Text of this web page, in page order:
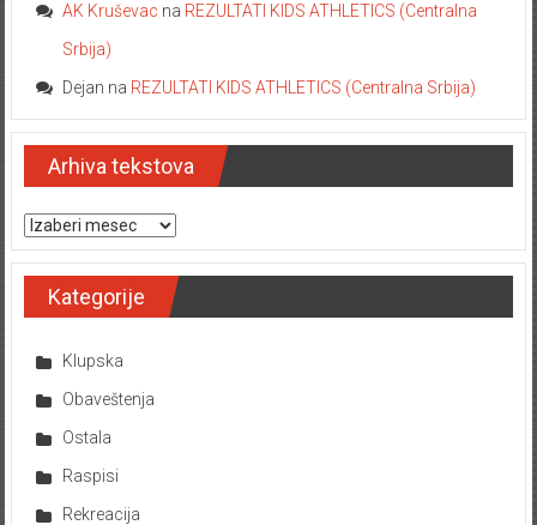
AK Kruševac na REZULTATI KIDS ATHLETICS (Centralna
Srbija)
Dejan na REZULTATI KIDS ATHLETICS (Centralna Srbija)
Arhiva tekstova
Arhiva tekstova
Kategorije
Klupska
Obaveštenja
Ostala
Raspisi
Rekreacija